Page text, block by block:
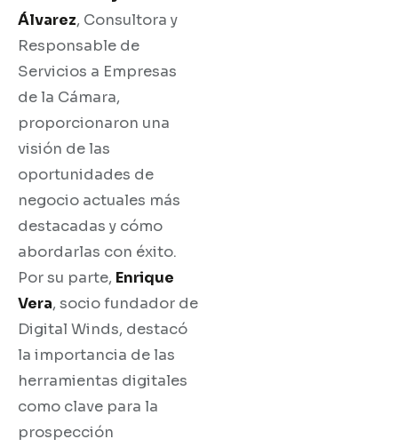
Álvarez, Consultora y
Responsable de
Servicios a Empresas
de la Cámara,
proporcionaron una
visión de las
oportunidades de
negocio actuales más
destacadas y cómo
abordarlas con éxito.
Por su parte, Enrique
Vera, socio fundador de
Digital Winds, destacó
la importancia de las
herramientas digitales
como clave para la
prospección